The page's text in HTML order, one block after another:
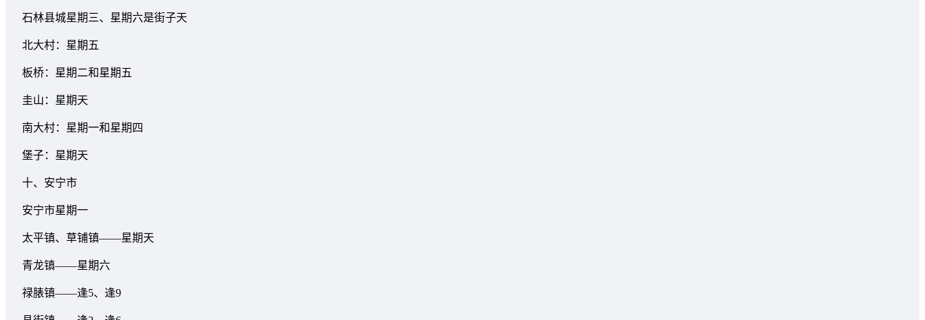
石林县城星期三、星期六是街子天
北大村：星期五
板桥：星期二和星期五
圭山：星期天
南大村：星期一和星期四
堡子：星期天
十、安宁市
安宁市星期一
太平镇、草铺镇——星期天
青龙镇——星期六
禄脿镇——逢5、逢9